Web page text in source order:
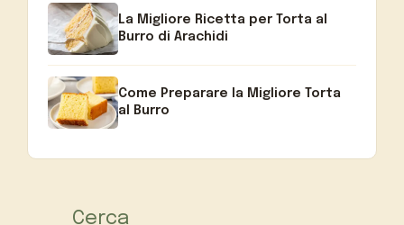
La Migliore Ricetta per Torta al
Burro di Arachidi
Come Preparare la Migliore Torta
al Burro
Cerca